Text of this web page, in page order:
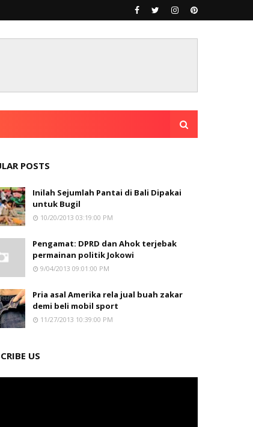
POSTS
Inilah Sejumlah Pantai di Bali Dipakai
untuk Bugil
10/20/2013 03:19:00 PM
Pengamat: DPRD dan Ahok terjebak
permainan politik Jokowi
9/04/2013 09:01:00 PM
Pria asal Amerika rela jual buah zakar
demi beli mobil sport
11/27/2013 10:39:00 PM
US